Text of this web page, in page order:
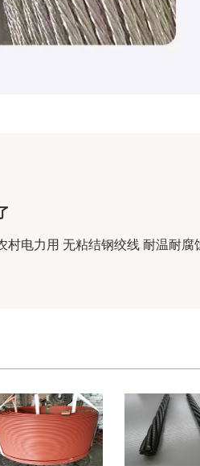
村电力用 无粘结钢绞线 耐温耐腐